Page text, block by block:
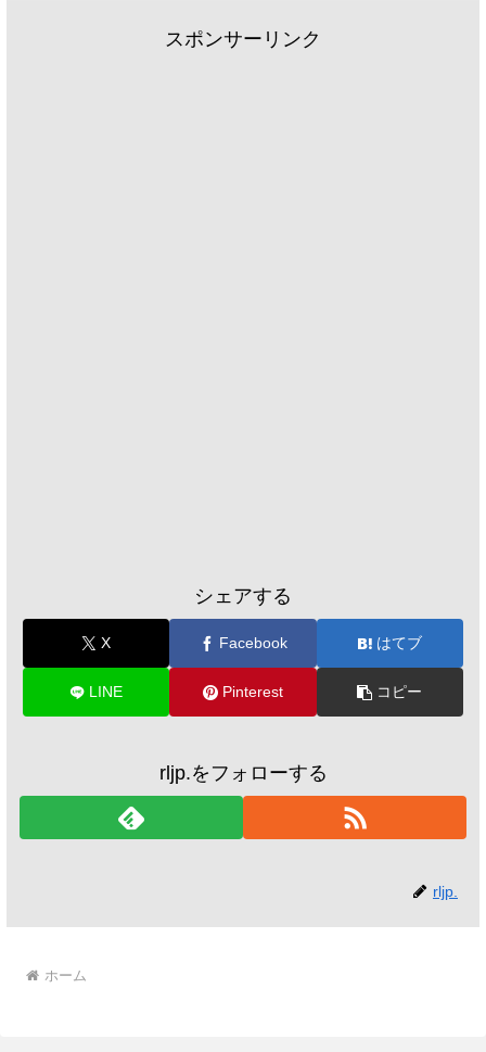
スポンサーリンク
シェアする
X Facebook はてブ
LINE Pinterest コピー
rljp.をフォローする
rljp.
ホーム